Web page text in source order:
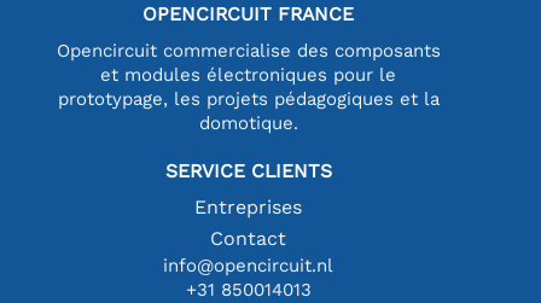
OPENCIRCUIT FRANCE
Opencircuit commercialise des composants
et modules électroniques pour le
prototypage, les projets pédagogiques et la
domotique.
SERVICE CLIENTS
Entreprises
Contact
info@opencircuit.nl
+31 850014013